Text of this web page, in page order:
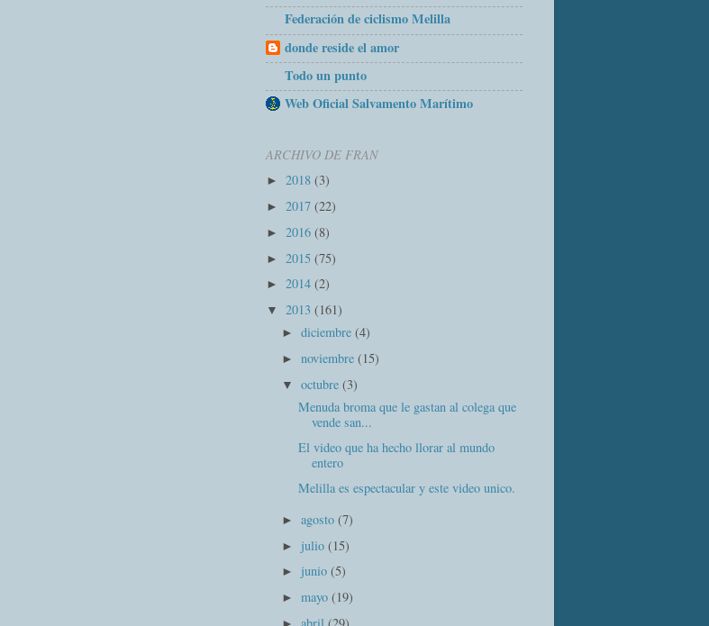
Federación de ciclismo Melilla
donde reside el amor
Todo un punto
Web Oficial Salvamento Marítimo
ARCHIVO DE FRAN
► 2018 (3)
► 2017 (22)
► 2016 (8)
► 2015 (75)
► 2014 (2)
▼ 2013 (161)
►diciembre(4)
►noviembre(15)
▼octubre(3)
Menuda broma que le gastan al colega que
vende san...
El video que ha hecho llorar al mundo
entero
Melilla es espectacular y este video unico.
►agosto(7)
► julio(15)
► junio(5)
►mayo(19)